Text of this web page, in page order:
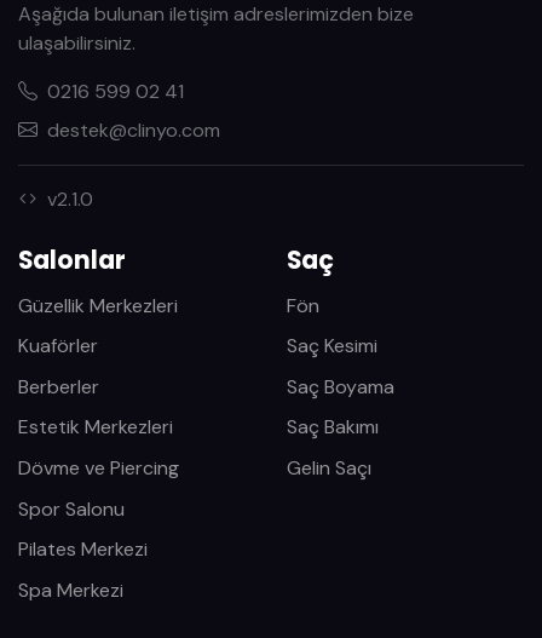
Aşağıda bulunan iletişim adreslerimizden bize
ulaşabilirsiniz.
0216 599 02 41
destek@clinyo.com
v2.1.0
Salonlar
Güzellik Merkezleri
Kuaförler
Berberler
Estetik Merkezleri
Dövme ve Piercing
Spor Salonu
Pilates Merkezi
Spa Merkezi
Saç
Fön
Saç Kesimi
Saç Boyama
Saç Bakımı
Gelin Saçı